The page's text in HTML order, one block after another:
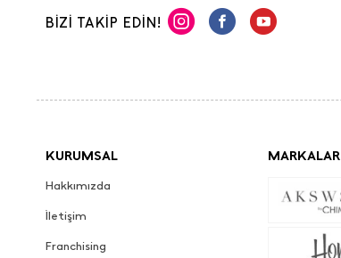
BİZİ TAKİP EDİN!
KURUMSAL
Hakkımızda
İletişim
Franchising
MARKALAR